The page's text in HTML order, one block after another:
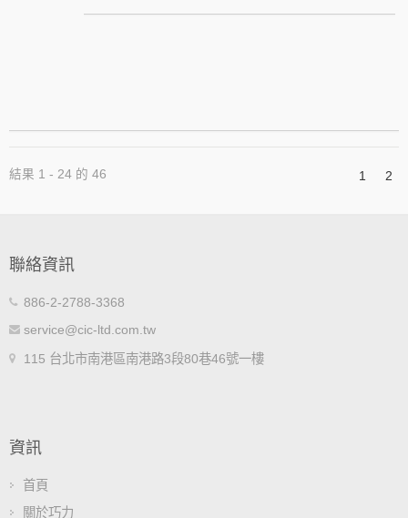
結果 1 - 24 的 46 1 2
聯絡資訊
886-2-2788-3368
service@cic-ltd.com.tw
115 台北市南港區南港路3段80巷46號一樓
資訊
首頁
關於巧力